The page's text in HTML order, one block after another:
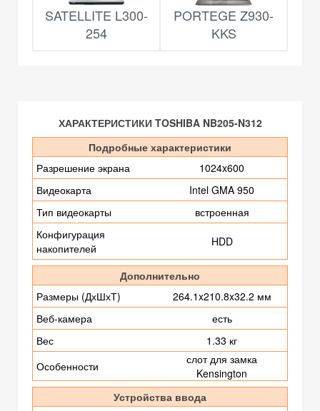
SATELLITE L300-
254
PORTEGE Z930-
KKS
ХАРАКТЕРИСТИКИ TOSHIBA NB205-N312
Подробные характеристики
Разрешение экрана
1024x600
Видеокарта
Intel GMA 950
Тип видеокарты
встроенная
Конфигурация
накопителей
HDD
Дополнительно
Размеры (ДхШхТ)
264.1x210.8x32.2 мм
Веб-камера
есть
Вес
1.33 кг
Особенности
слот для замка
Kensington
Устройства ввода